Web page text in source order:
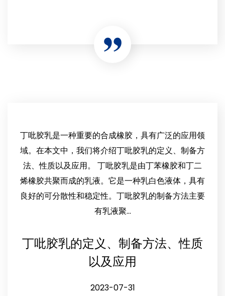
丁吡胶乳是一种重要的合成橡胶，具有广泛的应用领
域。在本文中，我们将介绍丁吡胶乳的定义、制备方
法、性质以及应用。 丁吡胶乳是由丁苯橡胶和丁二
烯橡胶共聚而成的乳液。它是一种乳白色液体，具有
良好的可分散性和稳定性。丁吡胶乳的制备方法主要
有乳液聚...
丁吡胶乳的定义、制备方法、性质
以及应用
2023-07-31